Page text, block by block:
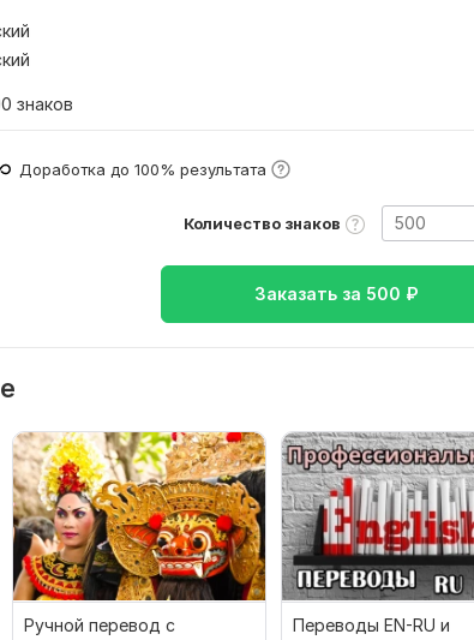
знаков
Доработка до 100% результата
Количество знаков
Заказать за 500 ₽
Ручной перевод с
Переводы EN-RU и